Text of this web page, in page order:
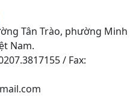
Tân Trào, phường Minh
Nam.
/ Fax: